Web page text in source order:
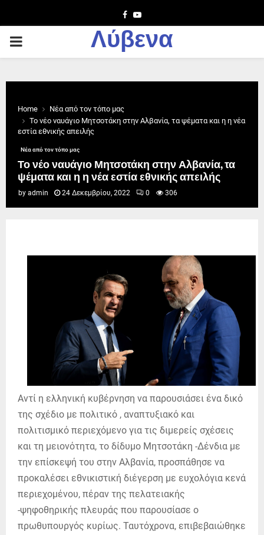
Facebook
Youtube
PRIMARY
Λύβενα
Home
Νέα από τον τόπο μας
Το νέο ναυάγιο Μητσοτάκη στην Αλβανία, τα ψέματα και η η νέα
εστία εθνικής απειλής
Νέα από τον τόπο μας
Το νέο ναυάγιο Μητσοτάκη στην Αλβανία, τα
ψέματα και η η νέα εστία εθνικής απειλής
by admin 24 Δεκεμβρίου, 2022 0 306
Αντί η ελληνική κυβέρνηση να παρουσιάσει ένα δικό
της σχέδιο με πολιτικό , αναπτυξιακό και
πολιτισμικό περιεχόμενο για τις διμερείς σχέσεις
και τη μειονότητα, το δίδυμο Μητσοτάκη -Δένδια με
την επίσκεψή του στην Αλβανία, προσπάθησε να
προκαλέσει εθνικιστική διέγερση με ευχολόγια κενά
περιεχομένου, πέραν της πελατειακής
-ψηφοθηρικής πλευράς που παρουσίασε ο
πρωθυπουργός κυρίως. Ταυτόχρονα, επιβεβαιώθηκε